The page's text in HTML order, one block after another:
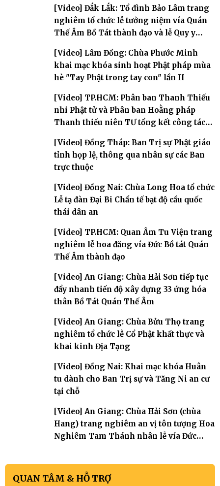
[Video] Đắk Lắk: Tổ đình Bảo Lâm trang
nghiêm tổ chức lễ tưởng niệm vía Quán
Thế Âm Bồ Tát thành đạo và lễ Quy y
[Video] Lâm Đồng: Chùa Phước Minh
khai mạc khóa sinh hoạt Phật pháp mùa
hè "Tay Phật trong tay con" lần II
[Video] TP.HCM: Phân ban Thanh Thiếu
nhi Phật tử và Phân ban Hoằng pháp
Thanh thiếu niên TƯ tổng kết công tác
[Video] Đồng Tháp: Ban Trị sự Phật giáo
tỉnh họp lệ, thông qua nhân sự các Ban
trực thuộc
[Video] Đồng Nai: Chùa Long Hoa tổ chức
Lễ tạ đàn Đại Bi Chẩn tế bạt độ cầu quốc
thái dân an
[Video] TP.HCM: Quan Âm Tu Viện trang
nghiêm lễ hoa đăng vía Đức Bồ tát Quán
Thế Âm thành đạo
[Video] An Giang: Chùa Hải Sơn tiếp tục
đẩy nhanh tiến độ xây dựng 33 ứng hóa
thân Bồ Tát Quán Thế Âm
[Video] An Giang: Chùa Bửu Thọ trang
nghiêm tổ chức lễ Cổ Phật khất thực và
khai kinh Địa Tạng
[Video] Đồng Nai: Khai mạc khóa Huân
tu dành cho Ban Trị sự và Tăng Ni an cư
tại chỗ
[Video] An Giang: Chùa Hải Sơn (chùa
Hang) trang nghiêm an vị tôn tượng Hoa
Nghiêm Tam Thánh nhân lễ vía Đức
QUAN TÂM & HỖ TRỢ